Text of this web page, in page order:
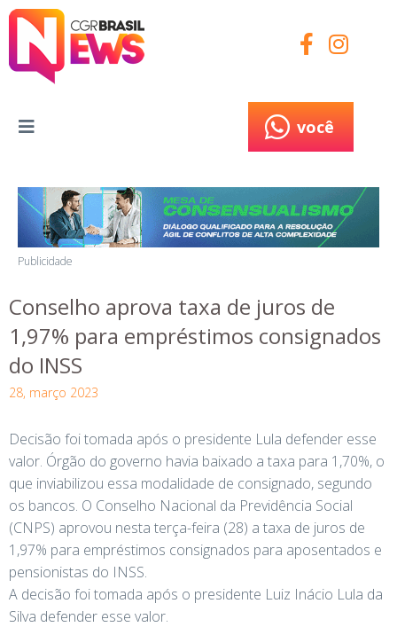
você
Publicidade
Conselho aprova taxa de juros de
1,97% para empréstimos consignados
do INSS
28, março 2023
Decisão foi tomada após o presidente Lula defender esse
valor. Órgão do governo havia baixado a taxa para 1,70%, o
que inviabilizou essa modalidade de consignado, segundo
os bancos. O Conselho Nacional da Previdência Social
(CNPS) aprovou nesta terça-feira (28) a taxa de juros de
1,97% para empréstimos consignados para aposentados e
pensionistas do INSS.
A decisão foi tomada após o presidente Luiz Inácio Lula da
Silva defender esse valor.